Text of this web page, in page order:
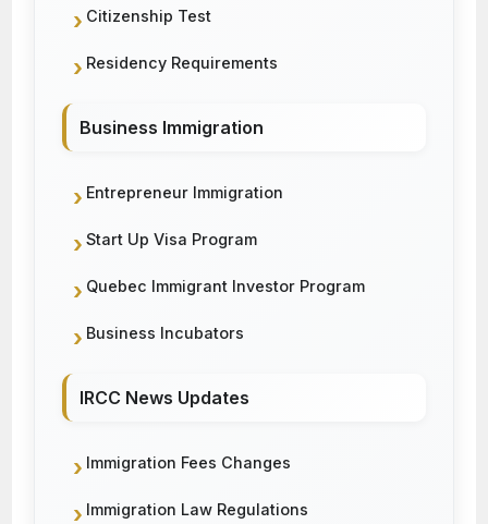
Citizenship Test
Residency Requirements
Business Immigration
Entrepreneur Immigration
Start Up Visa Program
Quebec Immigrant Investor Program
Business Incubators
IRCC News Updates
Immigration Fees Changes
Immigration Law Regulations